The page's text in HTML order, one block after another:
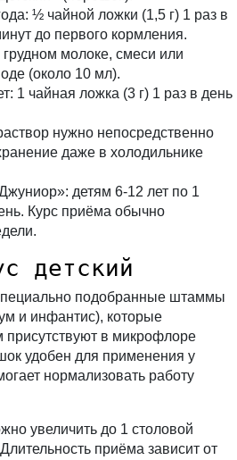
½ чайной ложки (1,5 г) 1 раз в
до первого кормления.
грудном молоке, смеси или
(около 10 мл).
1 чайная ложка (3 г) 1 раз в день
нужно непосредственно
даже в холодильнике
: детям 6-12 лет по 1
Курс приёма обычно
детский
подобранные штаммы
и инфантис), которые
присутствуют в микрофлоре
удобен для применения у
нормализовать работу
увеличить до 1 столовой
приёма зависит от